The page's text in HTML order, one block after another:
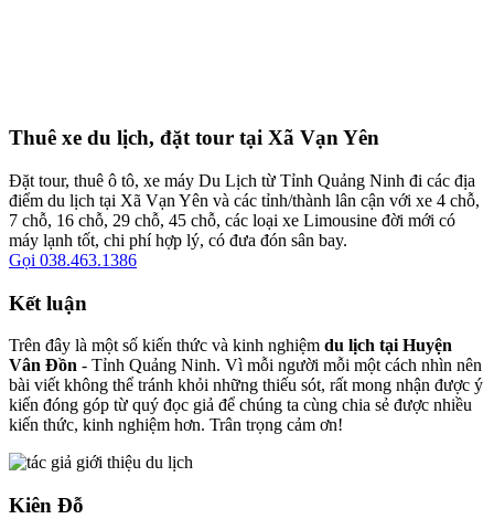
Thuê xe du lịch, đặt tour tại Xã Vạn Yên
Đặt tour, thuê ô tô, xe máy Du Lịch từ Tỉnh Quảng Ninh đi các địa
điểm du lịch tại Xã Vạn Yên và các tỉnh/thành lân cận với xe 4 chỗ,
7 chỗ, 16 chỗ, 29 chỗ, 45 chỗ, các loại xe Limousine đời mới có
máy lạnh tốt, chi phí hợp lý, có đưa đón sân bay.
Gọi 038.463.1386
Kết luận
Trên đây là một số kiến thức và kinh nghiệm du lịch tại Huyện
Vân Đồn - Tỉnh Quảng Ninh. Vì mỗi người mỗi một cách nhìn nên
bài viết không thể tránh khỏi những thiếu sót, rất mong nhận được ý
kiến đóng góp từ quý đọc giả để chúng ta cùng chia sẻ được nhiều
kiến thức, kinh nghiệm hơn. Trân trọng cảm ơn!
Kiên Đỗ